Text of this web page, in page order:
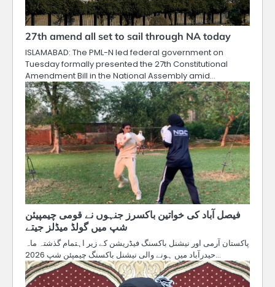
27th amend all set to sail through NA today
ISLAMABAD: The PML-N led federal government on
Tuesday formally presented the 27th Constitutional
Amendment Bill in the National Assembly amid…
فیصل آباد کی خواتین باکسرز جنہوں نے قومی چیمپیئن
شپ میں گولڈ میڈلز جیتے
پاکستان آرمی اور نیشنل باکسنگ فیڈریشن کے زیر اہتمام گذشتہ ماہ
حیدرآباد میں ہونے والی نیشنل باکسنگ چیمپئن شپ 2026…